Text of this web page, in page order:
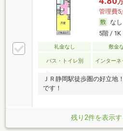
管理費
なし
5階 / 1K
礼金なし 敷金
バス・トイレ別 インター
ＪＲ静岡駅徒歩圏の好立
です！
残り2件を表示す